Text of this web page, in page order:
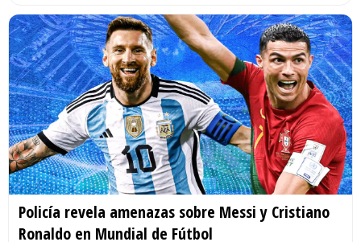
Policía revela amenazas sobre Messi y Cristiano
Ronaldo en Mundial de Fútbol